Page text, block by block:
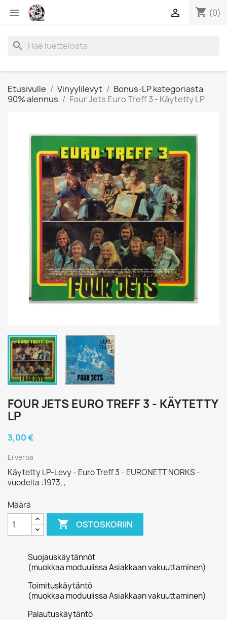
 shopping_cart (0)

search
Etusivulle Vinyylilevyt
Bonus-LP kategoriasta
90% alennus
Four Jets Euro Treff 3 - Käytetty LP
FOUR JETS EURO TREFF 3 - KÄYTETTY
LP
3,00 €
Ei veroa
Käytetty LP-Levy - Euro Treff 3 - EURONETT NORKS -
vuodelta :1973, ,
Määrä
 OSTOSKORIIN
Suojauskäytännöt
(muokkaa moduulissa Asiakkaan vakuuttaminen)
Toimituskäytäntö
(muokkaa moduulissa Asiakkaan vakuuttaminen)
Palautuskäytäntö